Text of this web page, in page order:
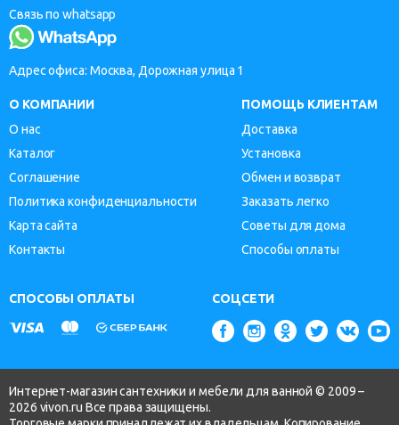
Связь по whatsapp
Адрес офиса: Москва, Дорожная улица 1
О КОМПАНИИ
О нас
Каталог
Соглашение
Политика конфиденциальности
Карта сайта
Контакты
ПОМОЩЬ КЛИЕНТАМ
Доставка
Установка
Обмен и возврат
Заказать легко
Советы для дома
Способы оплаты
СПОСОБЫ ОПЛАТЫ СОЦСЕТИ
Интернет-магазин сантехники и мебели для ванной © 2009 –
2026 vivon.ru Все права защищены.